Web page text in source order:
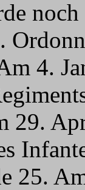
4.
29.
25.